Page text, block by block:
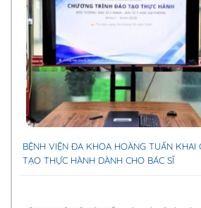
BỆNH VIỆN ĐA KHOA HOÀNG TUẤN KHAI
TẠO THỰC HÀNH DÀNH CHO BÁC SĨ